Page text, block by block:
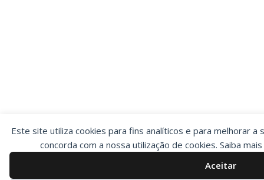
Este site utiliza cookies para fins analíticos e para melhorar a
concorda com a nossa utilização de cookies. Saiba
Aceitar